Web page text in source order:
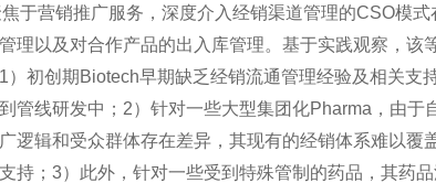
于营销推广服务，深度介入经销渠道管理的CSO模
理以及对合作产品的出入库管理。基于实践观察，该
）初创期Biotech早期缺乏经销流通管理经验及相关支
管线研发中；2）针对一些大型集团化Pharma，由于
逻辑和受众群体存在差异，其现有的经销体系难以覆
持；3）此外，针对一些受到特殊管制的药品，其药